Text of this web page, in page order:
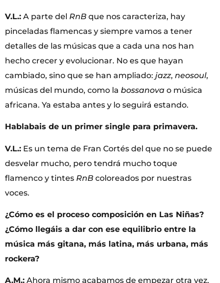
V.L.: A parte del RnB que nos caracteriza, hay
pinceladas flamencas y siempre vamos a tener
detalles de las músicas que a cada una nos han
hecho crecer y evolucionar. No es que hayan
cambiado, sino que se han ampliado: jazz, neosoul,
músicas del mundo, como la bossanova o música
africana. Ya estaba antes y lo seguirá estando.
Hablabais de un primer single para primavera.
V.L.: Es un tema de Fran Cortés del que no se puede
desvelar mucho, pero tendrá mucho toque
flamenco y tintes RnB coloreados por nuestras
voces.
¿Cómo es el proceso composición en Las Niñas?
¿Cómo llegáis a dar con ese equilibrio entre la
música más gitana, más latina, más urbana, más
rockera?
A.M.: Ahora mismo acabamos de empezar otra vez,